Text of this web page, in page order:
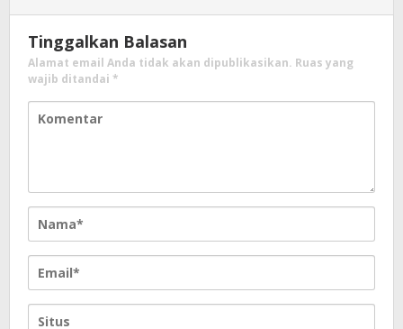
Tinggalkan Balasan
Alamat email Anda tidak akan dipublikasikan. Ruas yang
wajib ditandai *